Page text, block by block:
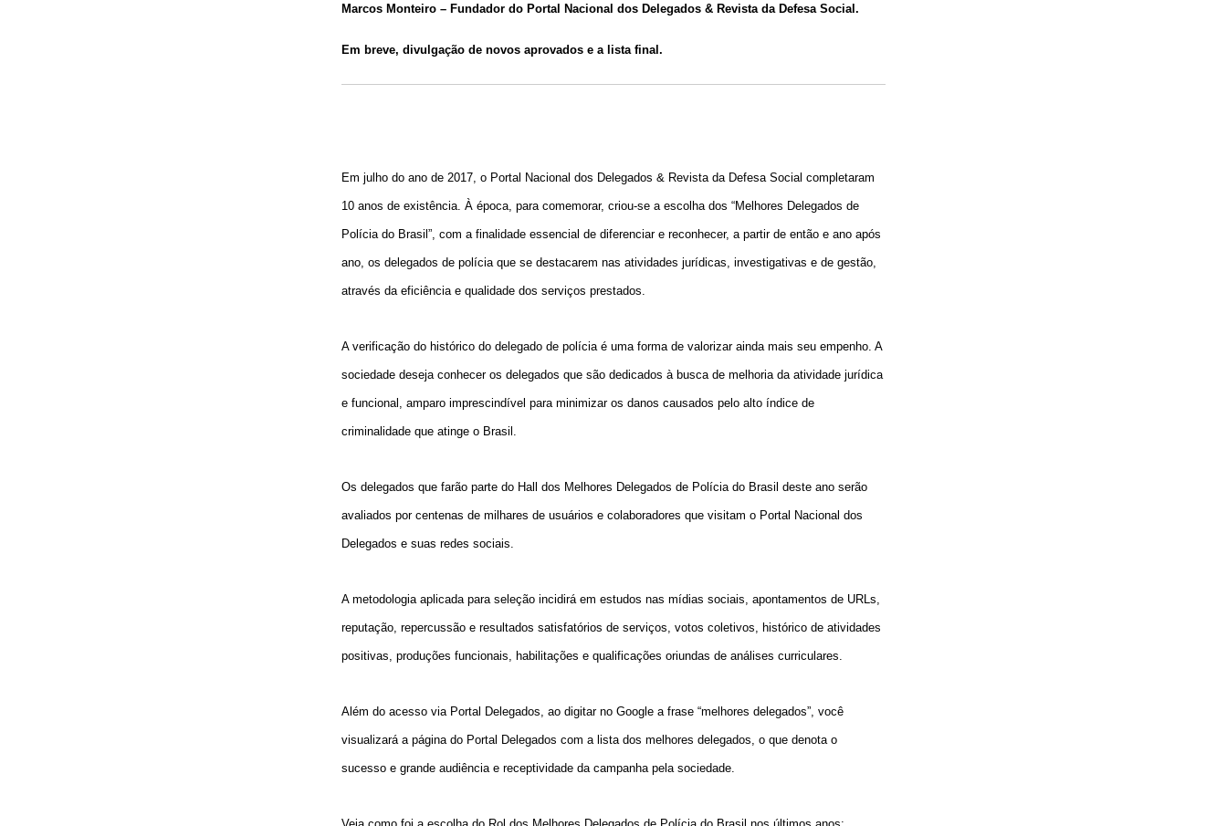
Marcos Monteiro – Fundador do Portal Nacional dos Delegados & Revista da Defesa Social.
Em breve, divulgação de novos aprovados e a lista final.
Em julho do ano de 2017, o Portal Nacional dos Delegados & Revista da Defesa Social completaram
10 anos de existência. À época, para comemorar, criou-se a escolha dos “Melhores Delegados de
Polícia do Brasil”, com a finalidade essencial de diferenciar e reconhecer, a partir de então e ano após
ano, os delegados de polícia que se destacarem nas atividades jurídicas, investigativas e de gestão,
através da eficiência e qualidade dos serviços prestados.
A verificação do histórico do delegado de polícia é uma forma de valorizar ainda mais seu empenho. A
sociedade deseja conhecer os delegados que são dedicados à busca de melhoria da atividade jurídica
e funcional, amparo imprescindível para minimizar os danos causados pelo alto índice de
criminalidade que atinge o Brasil.
Os delegados que farão parte do Hall dos Melhores Delegados de Polícia do Brasil deste ano serão
avaliados por centenas de milhares de usuários e colaboradores que visitam o Portal Nacional dos
Delegados e suas redes sociais.
A metodologia aplicada para seleção incidirá em estudos nas mídias sociais, apontamentos de URLs,
reputação, repercussão e resultados satisfatórios de serviços, votos coletivos, histórico de atividades
positivas, produções funcionais, habilitações e qualificações oriundas de análises curriculares.
Além do acesso via Portal Delegados, ao digitar no Google a frase “melhores delegados”, você
visualizará a página do Portal Delegados com a lista dos melhores delegados, o que denota o
sucesso e grande audiência e receptividade da campanha pela sociedade.